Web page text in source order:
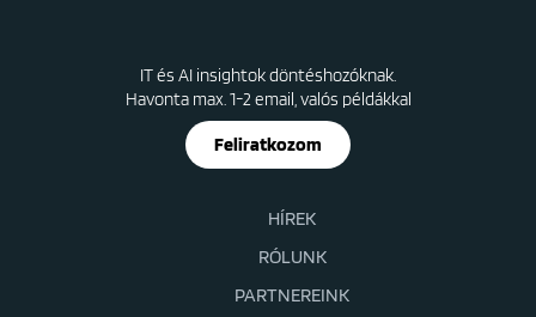
IT és AI insightok döntéshozóknak.
Havonta max. 1-2 email, valós példákkal
Feliratkozom
HÍREK
RÓLUNK
PARTNEREINK